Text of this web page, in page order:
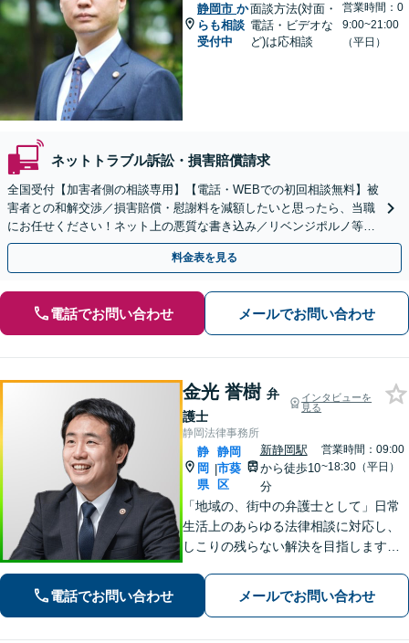
静岡市 か
らも相談
受付中
面談方法(対面・
電話・ビデオな
ど)は応相談
営業時間：0
9:00~21:00
（平日）
ネットトラブル訴訟・損害賠償請求
全国受付【加害者側の相談専用】【電話・WEBでの初回相談無料】被
害者との和解交渉／損害賠償・慰謝料を減額したいと思ったら、当職
にお任せください！ネット上の悪質な書き込み／リベンジポルノ等、
代表弁護士が最後まで対応【関東エリア以外の相談も可】
料金表を見る
電話でお問い合わせ メールでお問い合わせ
金光 誉樹 弁
護士
インタビューを
見る
静岡法律事務所
静
岡
県
|
静岡
市葵
区
新静岡駅
から徒歩10
分
営業時間：09:00
~18:30（平日）
「地域の、街中の弁護士として」日常
生活上のあらゆる法律相談に対応し、
しこりの残らない解決を目指します。
ら思っていただけるよう、どのような
案件にも誠心誠意取り組んでいく所存
電話でお問い合わせ メールでお問い合わせ